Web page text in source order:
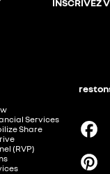
INSCRIVEZ
Services
Share
(RVP)